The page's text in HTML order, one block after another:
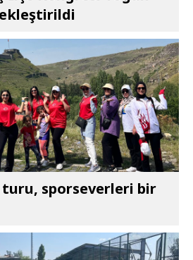
sporseverleri bir